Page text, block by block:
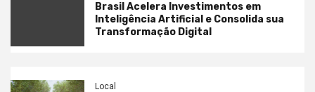
Brasil Acelera Investimentos em
Inteligência Artificial e Consolida sua
Transformação Digital
Local